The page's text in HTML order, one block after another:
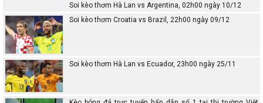
Soi kèo thơm Hà Lan vs Argentina, 02h00 ngày 10/12
Soi kèo thơm Croatia vs Brazil, 22h00 ngày 09/12
Soi kèo thơm Hà Lan vs Ecuador, 23h00 ngày 25/11